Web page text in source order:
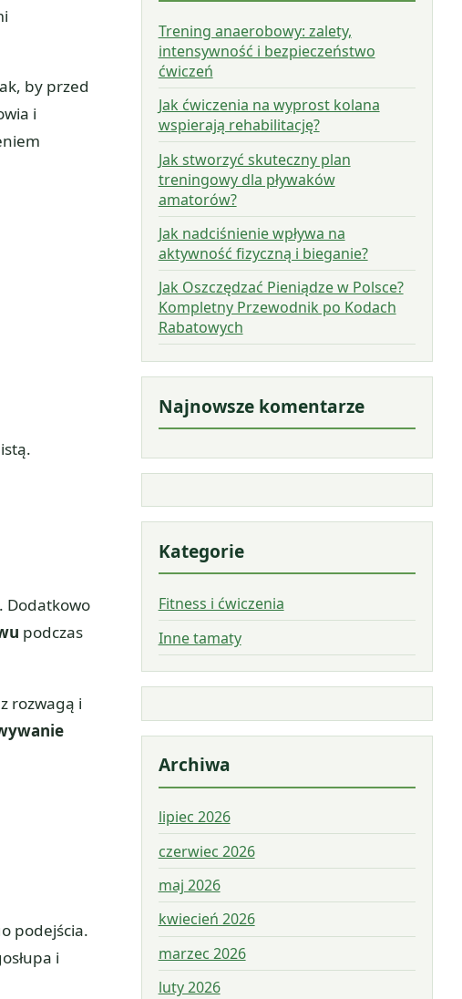
by przed
i
Dodatkowo
podczas
rozwagą i
podejścia.
i
Trening anaerobowy: zalety,
intensywność i bezpieczeństwo
ćwiczeń
Jak ćwiczenia na wyprost kolana
wspierają rehabilitację?
Jak stworzyć skuteczny plan
treningowy dla pływaków
amatorów?
Jak nadciśnienie wpływa na
aktywność fizyczną i bieganie?
Jak Oszczędzać Pieniądze w Polsce?
Kompletny Przewodnik po Kodach
Rabatowych
Najnowsze komentarze
Kategorie
Fitness i ćwiczenia
Inne tamaty
Archiwa
lipiec 2026
czerwiec 2026
maj 2026
kwiecień 2026
marzec 2026
luty 2026